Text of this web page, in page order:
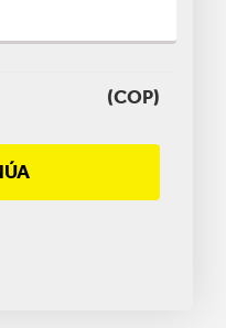
(COP)